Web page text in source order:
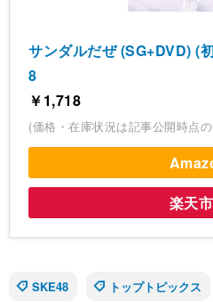
サンダルだぜ (SG+DVD) (
8
￥1,718
(価格・在庫状況は記事公開時点
楽天
SKE48
トップトピックス